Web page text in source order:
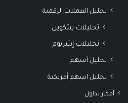
تحليل العملات الرقمية
تحليلات بيتكوين
تحليلات إيثيريوم
تحليل أسهم
تحليل اسهم أمريكية
أفكار تداول